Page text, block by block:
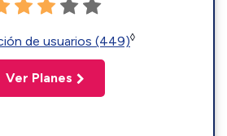
de usuarios (449)◊
Ver Planes